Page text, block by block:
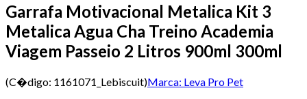
Garrafa Motivacional Metalica Kit 3
Metalica Agua Cha Treino Academia
Viagem Passeio 2 Litros 900ml 300ml
(C�digo: 1161071_Lebiscuit)Marca: Leva Pro Pet